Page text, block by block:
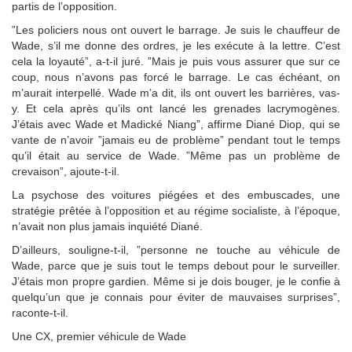
partis de l’opposition.
”Les policiers nous ont ouvert le barrage. Je suis le chauffeur de
Wade, s’il me donne des ordres, je les exécute à la lettre. C’est
cela la loyauté”, a-t-il juré. ”Mais je puis vous assurer que sur ce
coup, nous n’avons pas forcé le barrage. Le cas échéant, on
m’aurait interpellé. Wade m’a dit, ils ont ouvert les barrières, vas-
y. Et cela après qu’ils ont lancé les grenades lacrymogènes.
J’étais avec Wade et Madické Niang”, affirme Diané Diop, qui se
vante de n’avoir ”jamais eu de problème” pendant tout le temps
qu’il était au service de Wade. ”Même pas un problème de
crevaison”, ajoute-t-il.
La psychose des voitures piégées et des embuscades, une
stratégie prêtée à l’opposition et au régime socialiste, à l’époque,
n’avait non plus jamais inquiété Diané.
D’ailleurs, souligne-t-il, ”personne ne touche au véhicule de
Wade, parce que je suis tout le temps debout pour le surveiller.
J’étais mon propre gardien. Même si je dois bouger, je le confie à
quelqu’un que je connais pour éviter de mauvaises surprises”,
raconte-t-il.
Une CX, premier véhicule de Wade